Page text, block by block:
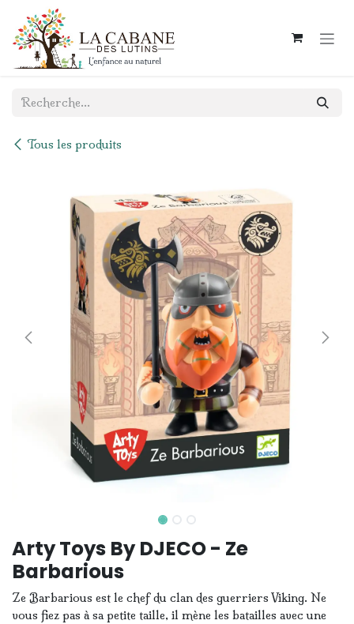
Se rendre au contenu
Tous les produits
Arty Toys By DJECO - Ze
Barbarious
Ze Barbarious est le chef du clan des guerriers Viking. Ne
vous fiez pas à sa petite taille, il mène les batailles avec une